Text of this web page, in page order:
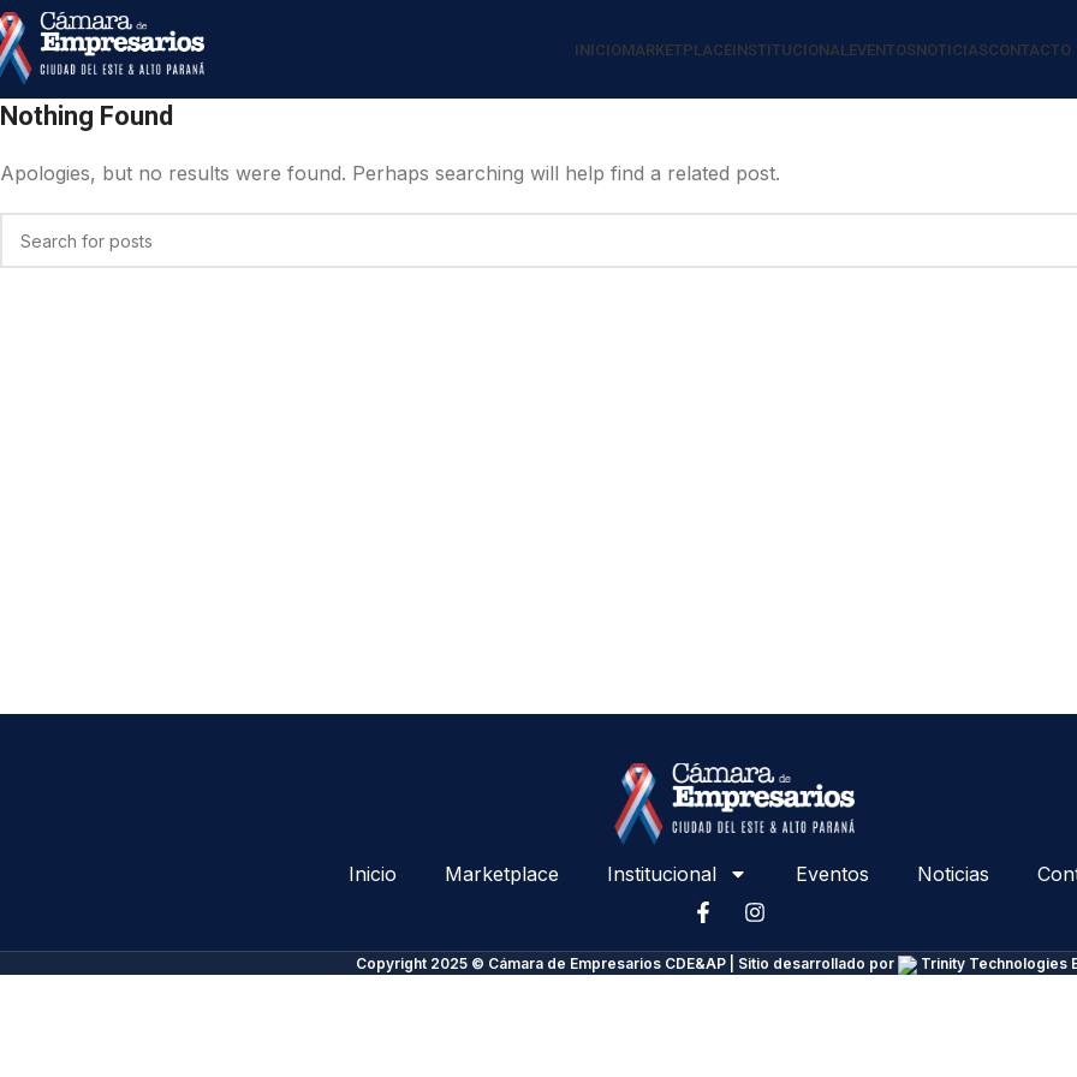
INICIOMARKETPLACEINSTITUCIONAL EVENTOSNOTICIASCONTACTO
Nothing Found
Apologies, but no results were found. Perhaps searching will help find a related post.
Inicio Marketplace Institucional Eventos Noticias
Copyright 2025 © Cámara de Empresarios CDE&AP | Sitio desarrollado por Trinity Technologies